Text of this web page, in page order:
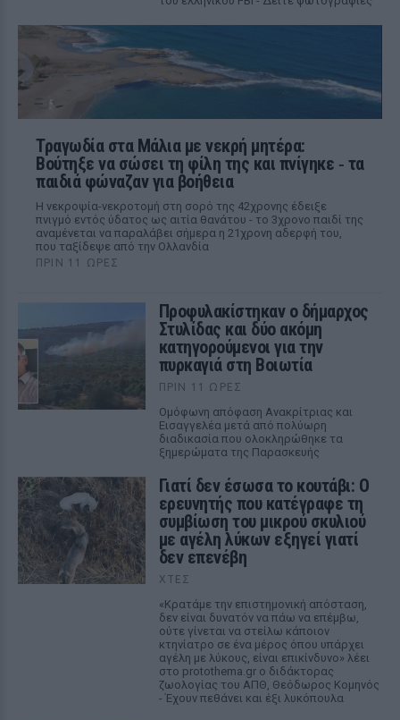
Τραγωδία στα Μάλια με νεκρή μητέρα:
Βούτηξε να σώσει τη φίλη της και πνίγηκε ‑ τα
παιδιά φώναζαν για βοήθεια
Η νεκροψία-νεκροτομή στη σορό της 42χρονης έδειξε
πνιγμό εντός ύδατος ως αιτία θανάτου - το 3χρονο παιδί της
αναμένεται να παραλάβει σήμερα η 21χρονη αδερφή του,
που ταξίδεψε από την Ολλανδία
ΠΡΙΝ 11 ΏΡΕΣ
Προφυλακίστηκαν ο δήμαρχος
Στυλίδας και δύο ακόμη
κατηγορούμενοι για την
πυρκαγιά στη Βοιωτία
ΠΡΙΝ 11 ΏΡΕΣ
Ομόφωνη απόφαση Ανακρίτριας και
Εισαγγελέα μετά από πολύωρη
διαδικασία που ολοκληρώθηκε τα
ξημερώματα της Παρασκευής
Γιατί δεν έσωσα το κουτάβι: Ο
ερευνητής που κατέγραφε τη
συμβίωση του μικρού σκυλιού
με αγέλη λύκων εξηγεί γιατί
δεν επενέβη
ΧΤΕΣ
«Κρατάμε την επιστημονική απόσταση,
δεν είναι δυνατόν να πάω να επέμβω,
ούτε γίνεται να στείλω κάποιον
κτηνίατρο σε ένα μέρος όπου υπάρχει
αγέλη με λύκους, είναι επικίνδυνο» λέει
στο protothema.gr ο διδάκτορας
ζωολογίας του ΑΠΘ, Θεόδωρος Κομηνός
- Έχουν πεθάνει και έξι λυκόπουλα